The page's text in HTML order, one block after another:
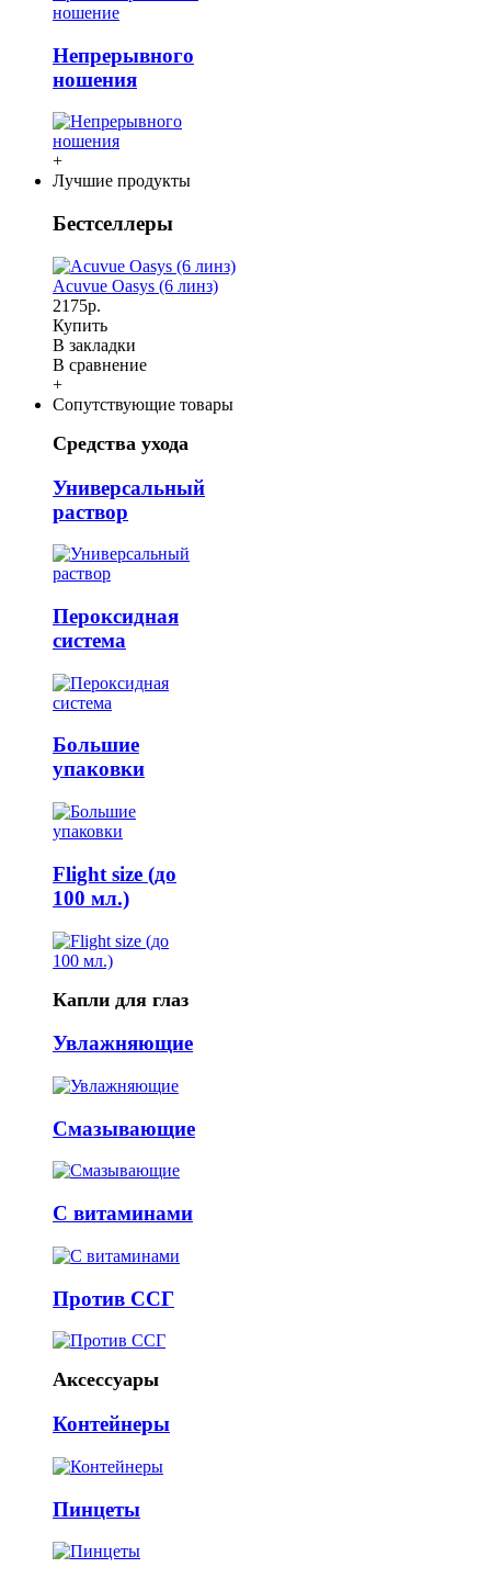
Непрерывного
ношения
+
Лучшие продукты
Бестселлеры
Acuvue Oasys (6 линз)
2175р.
Купить
В закладки
В сравнение
+
Сопутствующие товары
Средства ухода
Универсальный
раствор
Пероксидная
система
Большие
упаковки
Flight size (до
100 мл.)
Капли для глаз
Увлажняющие
Смазывающие
С витаминами
Против ССГ
Аксессуары
Контейнеры
Пинцеты